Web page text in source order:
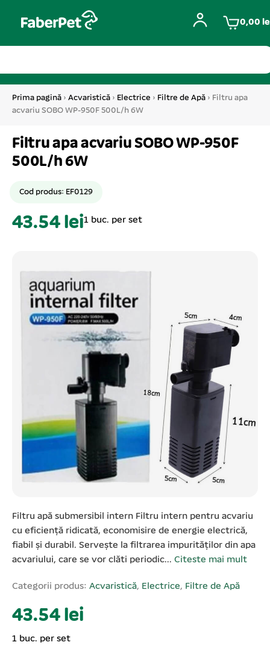
0,00
Prima pagină › Acvaristică › Electrice › Filtre de Apă › Filtru apa
acvariu SOBO WP-950F 500L/h 6W
Filtru apa acvariu SOBO WP-950F
500L/h 6W
Cod produs: EF0129
43.54 lei1 buc. per set
Filtru apă submersibil intern Filtru intern pentru acvariu
cu eficiență ridicată, economisire de energie electrică,
fiabil și durabil. Servește la filtrarea impurităților din apa
acvariului, care se vor clăti periodic... Citeste mai mult
Categorii produs: Acvaristică, Electrice, Filtre de Apă
43.54 lei
1 buc. per set